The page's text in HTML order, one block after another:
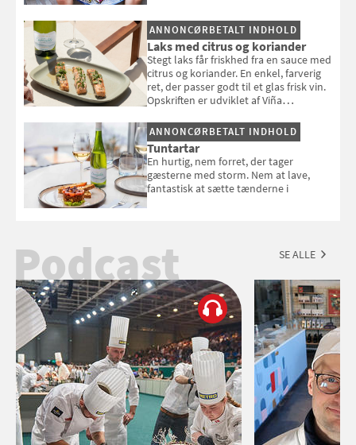
selvstændigt måltid. Opskriften er fra
Louisa Lorangs kogebog "Salat".
ANNONCØRBETALT INDHOLD
Laks med citrus og koriander
Stegt laks får friskhed fra en sauce med
citrus og koriander. En enkel, farverig
ret, der passer godt til et glas frisk vin.
Opskriften er udviklet af Viña
ANNONCØRBETALT INDHOLD
Tuntartar
En hurtig, nem forret, der tager
gæsterne med storm. Nem at lave,
fantastisk at sætte tænderne i
Podcast SE ALLE